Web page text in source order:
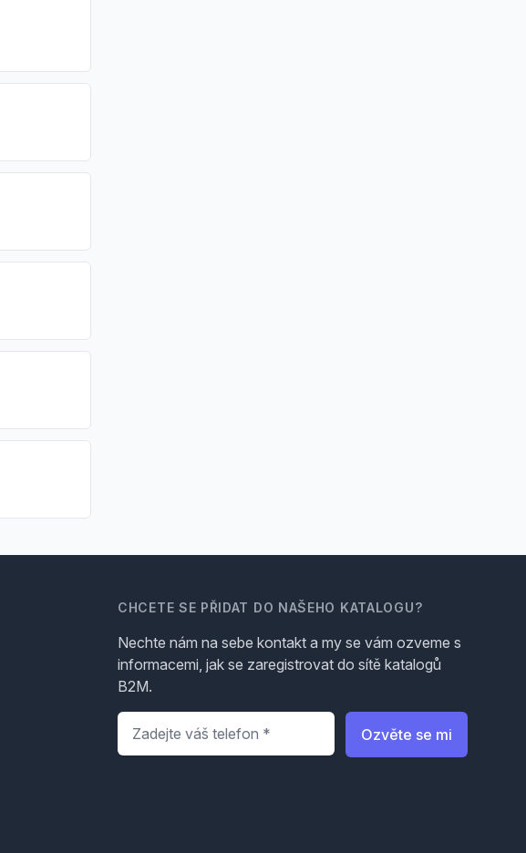
CHCETE SE PŘIDAT DO NAŠEHO KATALOGU?
Nechte nám na sebe kontakt a my se vám ozveme s
informacemi, jak se zaregistrovat do sítě katalogů
B2M.
Telefon
Ozvěte se mi